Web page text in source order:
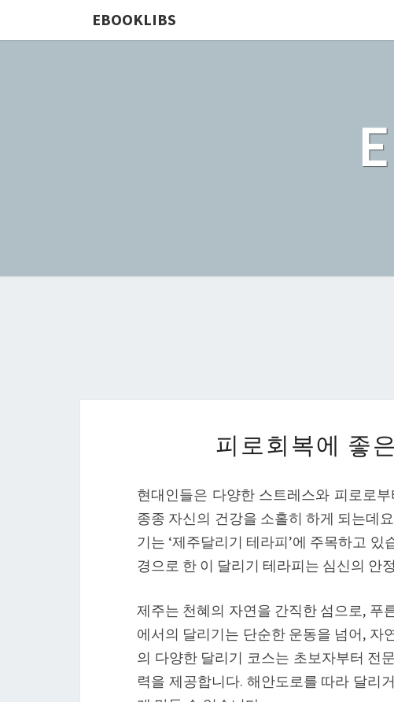
EBOOKLIBS
피로회복에 좋
현대인들은 다양한 스트레스와 피로로
종종 자신의 건강을 소홀히 하게 되는데
기는 ‘제주달리기 테라피’에 주목하고
경으로 한 이 달리기 테라피는 심신의 안
제주는 천혜의 자연을 간직한 섬으로, 푸
에서의 달리기는 단순한 운동을 넘어, 자
의 다양한 달리기 코스는 초보자부터 전
력을 제공합니다. 해안도로를 따라 달리